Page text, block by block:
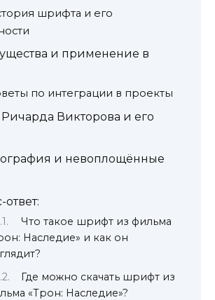
шрифта и его
и применение в
по интеграции в проекты
Викторова и его
и невоплощённые
Что такое шрифт из фильма
Наследие» и как он
Где можно скачать шрифт из
«Трон: Наследие»?